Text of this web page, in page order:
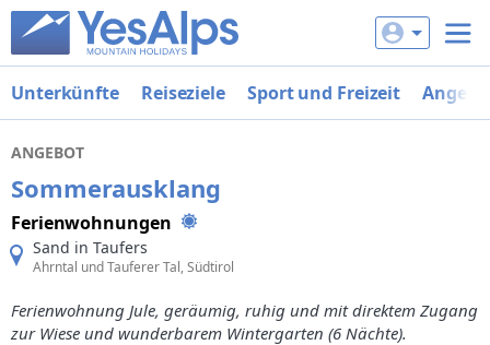
Unterkünfte Reiseziele Sport und Freizeit
ANGEBOT
Sommerausklang
Ferienwohnungen
Sand in Taufers
Ahrntal und Tauferer Tal, Südtirol
Ferienwohnung Jule, geräumig, ruhig und mit direktem Zugang
zur Wiese und wunderbarem Wintergarten (6 Nächte).